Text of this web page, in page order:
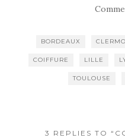
BORDEAUX
COIFFURE LILLE
TOULOUSE
3 REPLIES TO